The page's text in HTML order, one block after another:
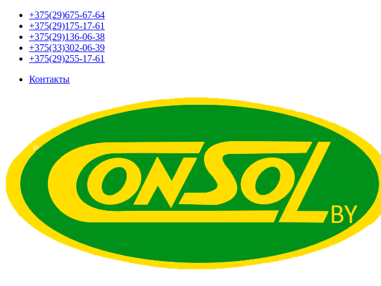
+375(29)675-67-64
+375(29)175-17-61
+375(29)136-06-38
+375(33)302-06-39
+375(29)255-17-61
Контакты